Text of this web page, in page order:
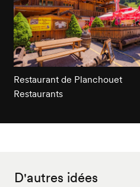
Restaurant de Planchouet
Restaurants
D'autres idées